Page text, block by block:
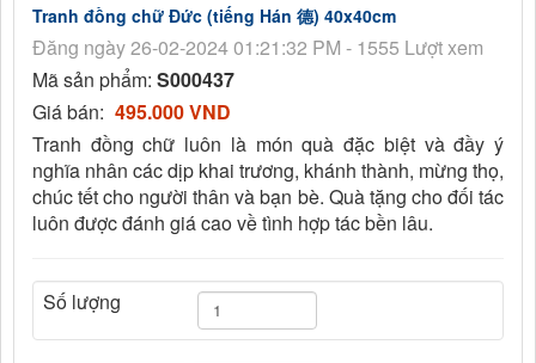
Tranh đồng chữ Đức (tiếng Hán 德) 40x40cm
Đăng ngày 26-02-2024 01:21:32 PM - 1555 Lượt xem
Mã sản phẩm: S000437
Giá bán: 495.000 VND
Tranh đồng chữ luôn là món quà đặc biệt và đầy ý
nghĩa nhân các dịp khai trương, khánh thành, mừng thọ,
chúc tết cho người thân và bạn bè. Quà tặng cho đối tác
luôn được đánh giá cao về tình hợp tác bền lâu.
Số lượng